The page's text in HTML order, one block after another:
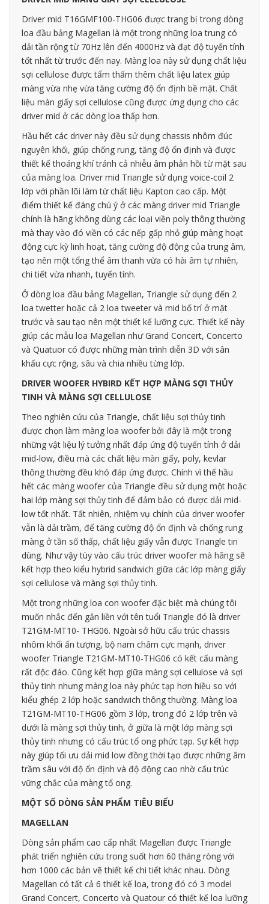
Driver mid T16GMF100-THG06 được trang bị trong dòng
loa đầu bảng Magellan là một trong những loa trung có
dải tần rộng từ 70Hz lên đến 4000Hz và đạt độ tuyến tính
tốt nhất từ trước đến nay. Màng loa này sử dụng chất liệu
sợi cellulose được tẩm thấm thêm chất liệu latex giúp
màng vừa nhẹ vừa tăng cường độ ổn định bề mặt. Chất
liệu màn giấy sợi cellulose cũng được ứng dụng cho các
driver mid ở các dòng loa thấp hơn.
Hầu hết các driver này đều sử dụng chassis nhôm đúc
nguyên khối, giúp chống rung, tăng độ ổn định và được
thiết kế thoáng khí tránh cả nhiễu âm phản hồi từ mặt sau
của màng loa. Driver mid Triangle sử dụng voice-coil 2
lớp với phần lõi làm từ chất liệu Kapton cao cấp. Một
điểm thiết kế đáng chú ý ở các màng driver mid Triangle
chính là hãng không dùng các loại viền poly thông thường
mà thay vào đó viền có các nếp gấp nhỏ giúp màng hoạt
động cực kỳ linh hoạt, tăng cường độ động của trung âm,
tạo nên một tổng thể âm thanh vừa có hài âm tự nhiên,
chi tiết vừa nhanh, tuyến tính.
Ở dòng loa đầu bảng Magellan, Triangle sử dụng đến 2
loa twetter hoặc cả 2 loa tweeter và mid bố trí ở mặt
trước và sau tạo nên một thiết kế lưỡng cực. Thiết kế này
giúp các mẫu loa Magellan như Grand Concert, Concerto
và Quatuor có được những màn trình diễn 3D với sân
khấu cực rộng, sâu và chia nhiều từng lớp.
DRIVER WOOFER HYBIRD KẾT HỢP MÀNG SỢI THỦY
TINH VÀ MÀNG SỢI CELLULOSE
Theo nghiên cứu của Triangle, chất liệu sợi thủy tinh
được chọn làm màng loa woofer bởi đây là một trong
những vật liệu lý tưởng nhất đáp ứng độ tuyến tính ở dải
mid-low, điều mà các chất liệu màn giấy, poly, kevlar
thông thường đều khó đáp ứng được. Chính vì thế hầu
hết các màng woofer của Triangle đều sử dụng một hoặc
hai lớp màng sợi thủy tinh để đảm bảo có được dải mid-
low tốt nhất. Tất nhiên, nhiệm vụ chính của driver woofer
vẫn là dải trầm, để tăng cường độ ổn định và chống rung
màng ở tần số thấp, chất liệu giấy vẫn được Triangle tin
dùng. Như vậy tùy vào cấu trúc driver woofer mà hãng sẽ
kết hợp theo kiểu hybrid sandwich giữa các lớp màng giấy
sợi cellulose và màng sợi thủy tinh.
Một trong những loa con woofer đặc biệt mà chúng tôi
muốn nhắc đến gắn liền với tên tuổi Triangle đó là driver
T21GM-MT10- THG06. Ngoài sở hữu cấu trúc chassis
nhôm khối ấn tượng, bộ nam châm cực mạnh, driver
woofer Triangle T21GM-MT10-THG06 có kết cấu màng
rất độc đáo. Cũng kết hợp giữa màng sợi cellulose và sợi
thủy tinh nhưng màng loa này phức tạp hơn hiều so với
kiểu ghép 2 lớp hoặc sandwich thông thường. Màng loa
T21GM-MT10-THG06 gồm 3 lớp, trong đó 2 lớp trên và
dưới là màng sợi thủy tinh, ở giữa là một lớp màng sợi
thủy tinh nhưng có cấu trúc tổ ong phức tạp. Sự kết hợp
này giúp tối ưu dải mid low đồng thời tạo được những âm
trầm sâu với độ ổn định và độ động cao nhờ cấu trúc
vững chắc của màng tổ ong.
MỘT SỐ DÒNG SẢN PHẨM TIÊU BIỂU
MAGELLAN
Dòng sản phẩm cao cấp nhất Magellan được Triangle
phát triển nghiên cứu trong suốt hơn 60 tháng ròng với
hơn 1000 các bản vẽ thiết kế chi tiết khác nhau. Dòng
Magellan có tất cả 6 thiết kế loa, trong đó có 3 model
Grand Concert, Concerto và Quatour có thiết kế loa lưỡng